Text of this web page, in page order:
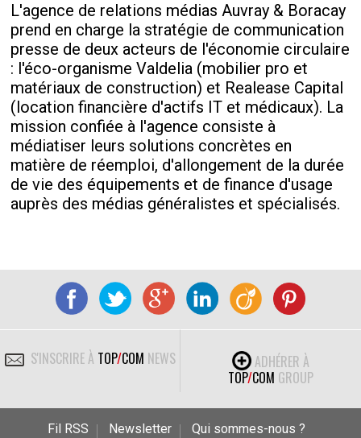
L'agence de relations médias Auvray & Boracay
prend en charge la stratégie de communication
presse de deux acteurs de l'économie circulaire
: l'éco-organisme Valdelia (mobilier pro et
matériaux de construction) et Realease Capital
(location financière d'actifs IT et médicaux). La
mission confiée à l'agence consiste à
médiatiser leurs solutions concrètes en
matière de réemploi, d'allongement de la durée
de vie des équipements et de finance d'usage
auprès des médias généralistes et spécialisés.
S'INSCRIRE À TOP/COM NEWS
ADHÉRER À
TOP/COM GROUP
Fil RSS Newsletter
Qui sommes-nous ?